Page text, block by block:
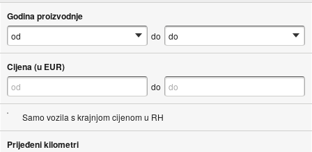
Godina proizvodnje
do
Cijena (u EUR)
do
Samo vozila s krajnjom cijenom u RH
Prijeđeni kilometri